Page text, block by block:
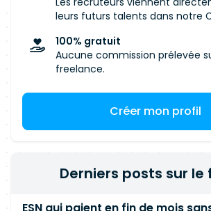
équipes métier. Participer à la
les spécifications techniques
documentation associée. Réaliser
programmation. Intervenir sur les
développées à l'aide de Rational
Patterns (RPP). Participer à la
Contribuer aux mises en
suivi post-déploiement. Garantir
leurs futurs talents dans notre
100% gratuit
Aucune commission prélevée
freelance.
Créer mon profil
Derniers posts sur le